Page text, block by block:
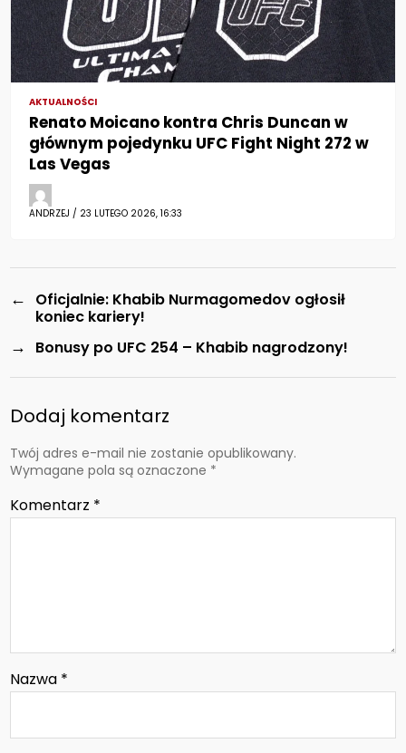
AKTUALNOŚCI
Renato Moicano kontra Chris Duncan w
głównym pojedynku UFC Fight Night 272 w
Las Vegas
ANDRZEJ / 23 LUTEGO 2026, 16:33
←
Oficjalnie: Khabib Nurmagomedov ogłosił
koniec kariery!
→ Bonusy po UFC 254 – Khabib nagrodzony!
Dodaj komentarz
Twój adres e-mail nie zostanie opublikowany.
Wymagane pola są oznaczone *
Komentarz *
Nazwa *